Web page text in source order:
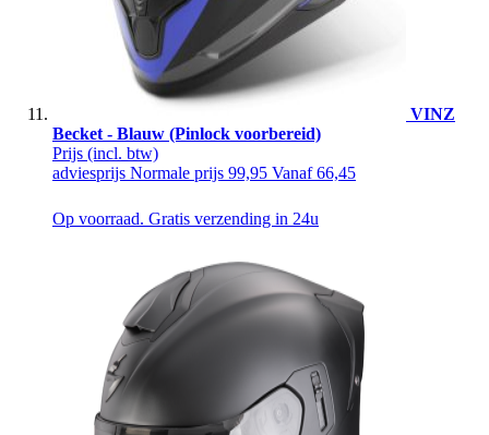
VINZ
Becket - Blauw (Pinlock voorbereid)
Prijs (incl. btw)
adviesprijs Normale prijs 99,95 Vanaf 66,45
Op voorraad. Gratis verzending in 24u